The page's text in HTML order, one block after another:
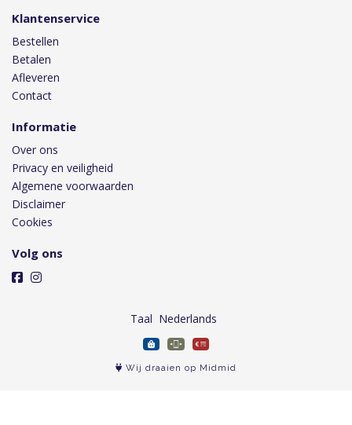
Klantenservice
Bestellen
Betalen
Afleveren
Contact
Informatie
Over ons
Privacy en veiligheid
Algemene voorwaarden
Disclaimer
Cookies
Volg ons
Taal
Wij draaien op Midmid